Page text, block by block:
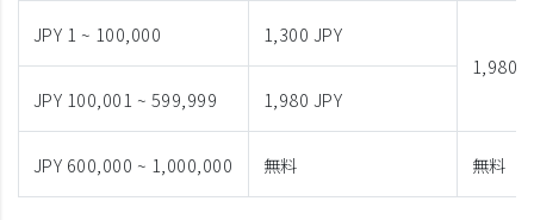
JPY 1 ~ 100,000
1,300 JPY
1,980
JPY 100,001 ~ 599,999
1,980 JPY
JPY 600,000 ~ 1,000,000 無料 無料